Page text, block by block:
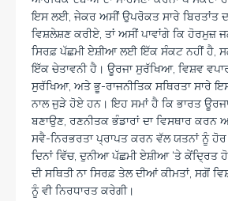
ਇਸ ਲਈ, ਜੇਕਰ ਅਸੀਂ ਉਪਰੋਕਤ ਸਾਰੇ ਬਿਰਤਾਂਤ
ਵਿਸ਼ਲੇਸ਼ਣ ਕਰੀਏ, ਤਾਂ ਅਸੀਂ ਪਾਵਾਂਗੇ ਕਿ ਹੋਰਮੁਜ਼
ਸਿਰਫ਼ ਪੱਛਮੀ ਏਸ਼ੀਆ ਲਈ ਇੱਕ ਸੰਕਟ ਨਹੀਂ ਹੈ,
ਇੱਕ ਚੇਤਾਵਨੀ ਹੈ। ਊਰਜਾ ਸੁਰੱਖਿਆ, ਵਿਸ਼ਵ
ਸੁਰੱਖਿਆ, ਅਤੇ ਭੂ-ਰਾਜਨੀਤਿਕ ਸਥਿਰਤਾ ਸਾਰੇ
ਨਾਲ ਜੁੜੇ ਹੋਏ ਹਨ। ਇਹ ਸਮਾਂ ਹੈ ਕਿ ਭਾਰਤ
ਬਣਾਉਣ, ਰਣਨੀਤਕ ਭੰਡਾਰਾਂ ਦਾ ਵਿਸਥਾਰ
ਸਵੈ-ਨਿਰਭਰਤਾ ਪ੍ਰਾਪਤ ਕਰਨ ਵੱਲ ਯਤਨਾਂ ਨੂੰ
ਦਿਨਾਂ ਵਿੱਚ, ਦੁਨੀਆ ਪੱਛਮੀ ਏਸ਼ੀਆ ‘ਤੇ ਕੇਂਦ੍ਰਿਤ
ਦੀ ਸਥਿਤੀ ਨਾ ਸਿਰਫ਼ ਤੇਲ ਦੀਆਂ ਕੀਮਤਾਂ, ਸਗੋਂ
ਨੂੰ ਵੀ ਨਿਰਧਾਰਤ ਕਰੇਗੀ।